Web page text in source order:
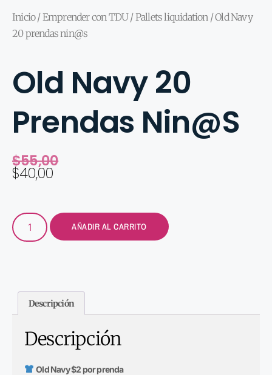
Inicio/Emprender con TDU/Pallets liquidation / Old Navy
20 prendas nin@s
Old Navy 20
Prendas Nin@s
$55,00
$40,00
AÑADIR AL CARRITO
Descripción
Descripción
Old Navy $2 por prenda